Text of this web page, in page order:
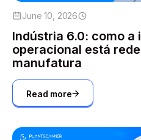
June 10, 2026
Indústria 6.0: como a
operacional está
manufatura
Read more